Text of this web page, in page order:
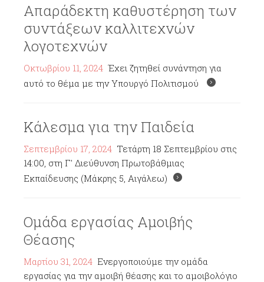
Απαράδεκτη καθυστέρηση των
συντάξεων καλλιτεχνών
λογοτεχνών
Οκτωβρίου 11, 2024 Έχει ζητηθεί συνάντηση για
αυτό το θέμα με την Υπουργό Πολιτισμού
Κάλεσμα για την Παιδεία
Σεπτεμβρίου 17, 2024 Τετάρτη 18 Σεπτεμβρίου στις
14:00, στη Γ' Διεύθυνση Πρωτοβάθμιας
Εκπαίδευσης (Μάκρης 5, Αιγάλεω)
Ομάδα εργασίας Αμοιβής
Θέασης
Μαρτίου 31, 2024 Ενεργοποιούμε την ομάδα
εργασίας για την αμοιβή θέασης και το αμοιβολόγιο